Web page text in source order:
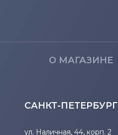
О МАГАЗИНЕ
САНКТ-ПЕТЕРБУРГ
ул. Наличная, 44, корп. 2